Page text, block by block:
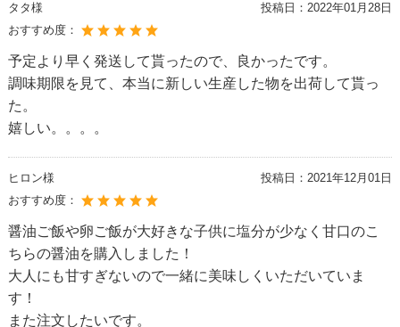
タタ様 投稿日： 2022年01月28日
おすすめ度：
予定より早く発送して貰ったので、良かったです。
調味期限を見て、本当に新しい生産した物を出荷して貰っ
た。
嬉しい。。。。
ヒロン様 投稿日： 2021年12月01日
おすすめ度：
醤油ご飯や卵ご飯が大好きな子供に塩分が少なく甘口のこ
ちらの醤油を購入しました！
大人にも甘すぎないので一緒に美味しくいただいていま
す！
また注文したいです。